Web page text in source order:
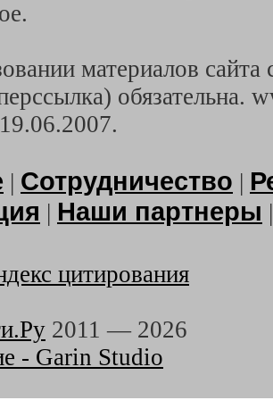
материалов
обязательна.
| Сотрудничество |
| Наши партнеры
2011 — 2026
- Garin Studio